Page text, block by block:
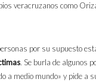
veracruzanos como
por su supuesto
. Se burla de algunos
a medio mundo» y pide a